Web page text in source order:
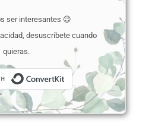
ser interesantes 😉
desuscríbete cuando
quieras.
Built with